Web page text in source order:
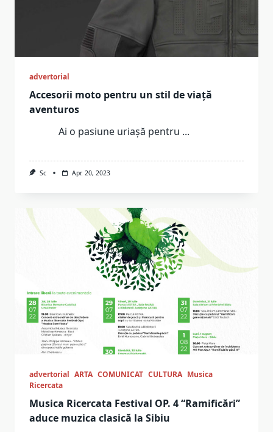
advertorial
Accesorii moto pentru un stil de viață
aventuros
Ai o pasiune uriașă pentru ...
Sc Apr. 20, 2023
advertorial ARTA COMUNICAT CULTURA Musica
Ricercata
Musica Ricercata Festival OP. 4 “Ramificări”
aduce muzica clasică la Sibiu